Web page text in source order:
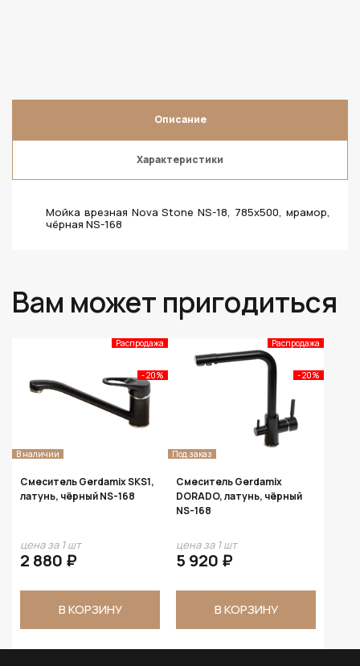
Описание
Характеристики
Мойка врезная Nova Stone NS-18, 785х500, мрамор,
чёрная NS-168
Вам может пригодиться
В наличии
Распродажа
- 20%
Смеситель Gerdamix SKS1,
латунь, чёрный NS-168
цена за 1 шт
2 880 ₽
В КОРЗИНУ
Под заказ
Распродажа
- 20%
Смеситель Gerdamix
DORADO, латунь, чёрный
NS-168
цена за 1 шт
5 920 ₽
В КОРЗИНУ